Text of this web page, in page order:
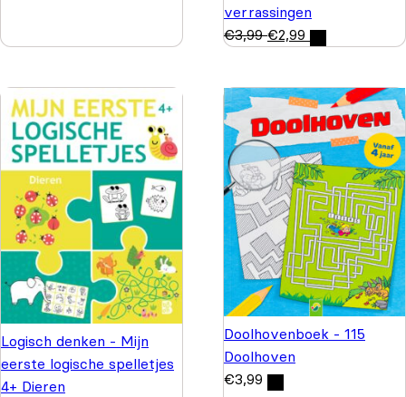
verrassingen
€3,99 €2,99
Logisch denken - Mijn
eerste logische spelletjes
4+ Dieren
Doolhovenboek - 115
Doolhoven
€3,99